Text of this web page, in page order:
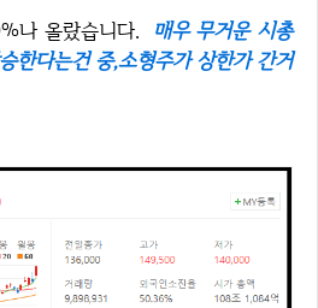
나 올랐습니다.
매우 무거운 시총
한다는건 중,소형주가 상한가 간거